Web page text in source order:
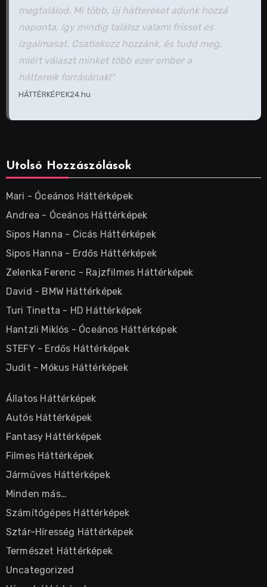
megtalálod. Mi több, új háttereket adunk hozzá
naponta, így mindig találsz valami frisset és
izgalmasat. Csatlakozz hozzánk, és tudd meg,
miért választ minket több ezer ember a
háttereik forrásának!"
HÁTTÉRKÉPEK24.hu
Utolsó Hozzászólások
Mari - Óceános Háttérképek
Andrea - Óceános Háttérképek
Sipos Hanna - Cicás Háttérképek
Sipos Hanna - Erdős Háttérképek
Zelenka Ferenc - Rajzfilmes Háttérképek
David - BMW Háttérképek
Turi Tinetta - HD Háttérképek
Hantzli Miklós - Óceános Háttérképek
STEFY- Erdős Háttérképek
Judit - Mókus Háttérképek
Állatos Háttérképek
Autós Háttérképek
Fantasy Háttérképek
Filmes Háttérképek
Járműves Háttérképek
Minden más…
Számítógépes Háttérképek
Sztár-Híresség Háttérképek
Természet Háttérképek
Uncategorized